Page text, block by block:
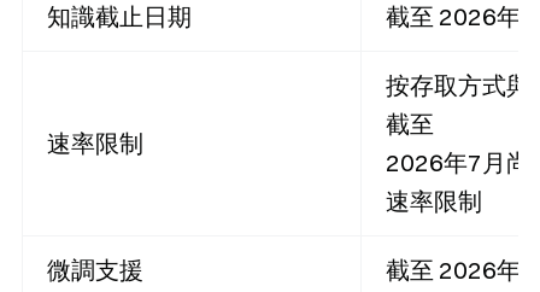
知識截止日期 截至 2026年
速率限制
按存取方式與
截至
2026年7月尚
速率限制
微調支援 截至 2026年